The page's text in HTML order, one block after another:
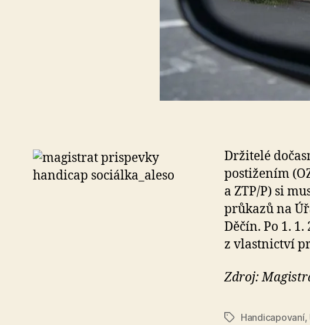
Držitelé
postižením
a ZTP/P) si
průkazů na
Děčín. Po 1.
z vlastnictví
Zdroj:
ŠtítkyHandicapovaní,